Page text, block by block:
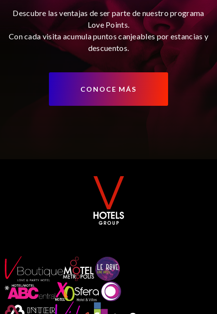
Descubre las ventajas de ser parte de nuestro programa
Love Points.
Con cada visita acumula puntos canjeables por estancias y
descuentos.
CONOCE MÁS